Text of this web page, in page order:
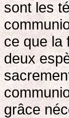
sont les
ce que la
deux
grâce